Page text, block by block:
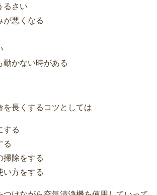
るさい
が悪くなる
動かない時がある
を長くするコツとしては
する
る
掃除をする
い方をする